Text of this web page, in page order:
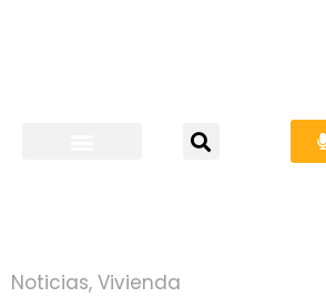
Noticias, Vivienda